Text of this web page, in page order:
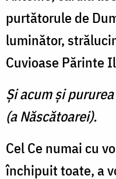
purtătorule de
luminător,
Cuvioase Părinte
Şi acum şi
(a Născătoarei).
Cel Ce numai cu
închipuit toate, a